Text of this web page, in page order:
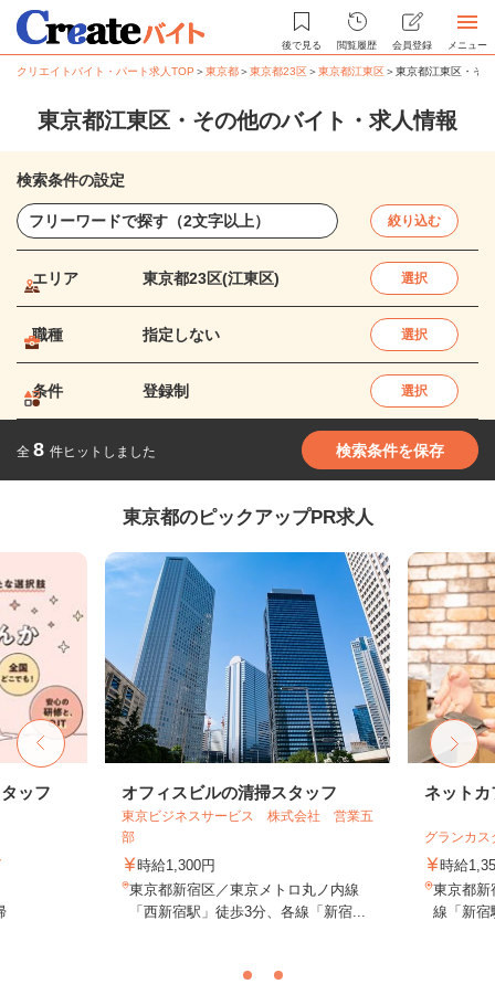
後で見る 閲覧履歴 会員登録 メニュー
クリエイトバイト・パート求人TOP ＞東京都＞東京都23区＞東京都江東区＞東京都江東区・そ
東京都江東区・その他のバイト・求人情報
検索条件の設定
絞り込む
エリア 東京都23区(江東区) 選択
職種 指定しない 選択
条件 登録制 選択
全 8 件ヒットしました 検索条件を保存
東京都のピックアップPR求人
ッフ オフィスビルの清掃スタッフ
東京ビジネスサービス 株式会社 営業五
部
時給1,300円
東京都新宿区／東京メトロ丸ノ内線
「西新宿駅」徒歩3分、各線「新宿...
ネットカ
グランカ
時給
東京都新
線「新宿